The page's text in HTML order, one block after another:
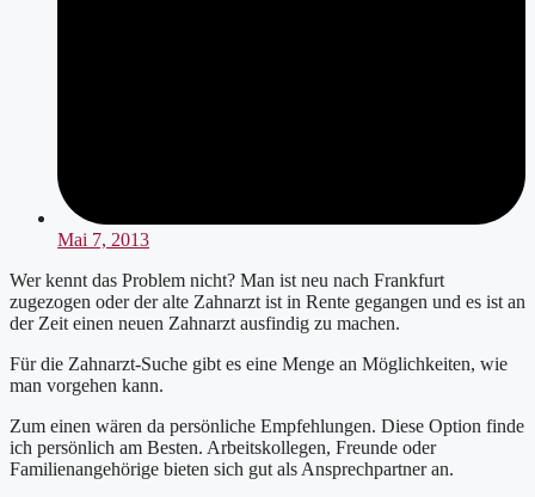
Mai 7, 2013
Wer kennt das Problem nicht? Man ist neu nach Frankfurt
zugezogen oder der alte Zahnarzt ist in Rente gegangen und es ist an
der Zeit einen neuen Zahnarzt ausfindig zu machen.
Für die Zahnarzt-Suche gibt es eine Menge an Möglichkeiten, wie
man vorgehen kann.
Zum einen wären da persönliche Empfehlungen. Diese Option finde
ich persönlich am Besten. Arbeitskollegen, Freunde oder
Familienangehörige bieten sich gut als Ansprechpartner an.